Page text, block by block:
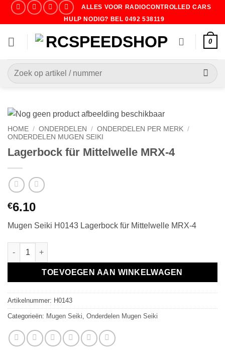
ALLES VOOR RADIOCONTROLLED CARS
HULP NODIG? BEL 0492 538119
0
Zoeken
naar:
HOME / ONDERDELEN / ONDERDELEN PER MERK /
ONDERDELEN MUGEN SEIKI
Lagerbock für Mittelwelle MRX-4
€6.10
Mugen Seiki H0143 Lagerbock für Mittelwelle MRX-4
Lagerbock für Mittelwelle MRX-4 aantal
TOEVOEGEN AAN WINKELWAGEN
Artikelnummer: H0143
Categorieën: Mugen Seiki Onderdelen Mugen Seiki